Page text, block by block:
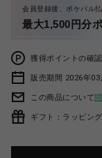
会員登録後、ポケパル
最大1,500円分
獲得ポイントの確
販売期間 2026年
この商品について
ギフト：ラッピン